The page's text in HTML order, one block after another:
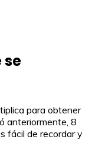
se
para obtener
anteriormente, 8
fácil de recordar y